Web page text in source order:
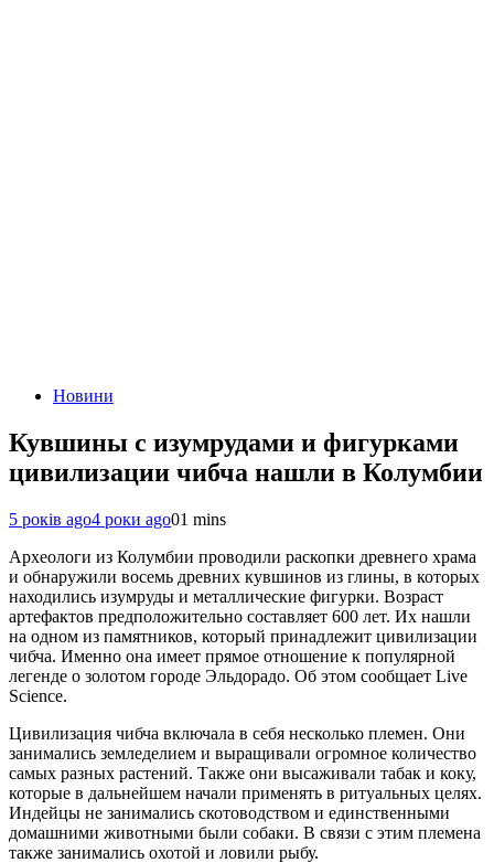
Новини
Кувшины с изумрудами и фигурками
цивилизации чибча нашли в Колумбии
5 років ago4 роки ago01 mins
Археологи из Колумбии проводили раскопки древнего храма
и обнаружили восемь древних кувшинов из глины, в которых
находились изумруды и металлические фигурки. Возраст
артефактов предположительно составляет 600 лет. Их нашли
на одном из памятников, который принадлежит цивилизации
чибча. Именно она имеет прямое отношение к популярной
легенде о золотом городе Эльдорадо. Об этом сообщает Live
Science.
Цивилизация чибча включала в себя несколько племен. Они
занимались земледелием и выращивали огромное количество
самых разных растений. Также они высаживали табак и коку,
которые в дальнейшем начали применять в ритуальных целях.
Индейцы не занимались скотоводством и единственными
домашними животными были собаки. В связи с этим племена
также занимались охотой и ловили рыбу.